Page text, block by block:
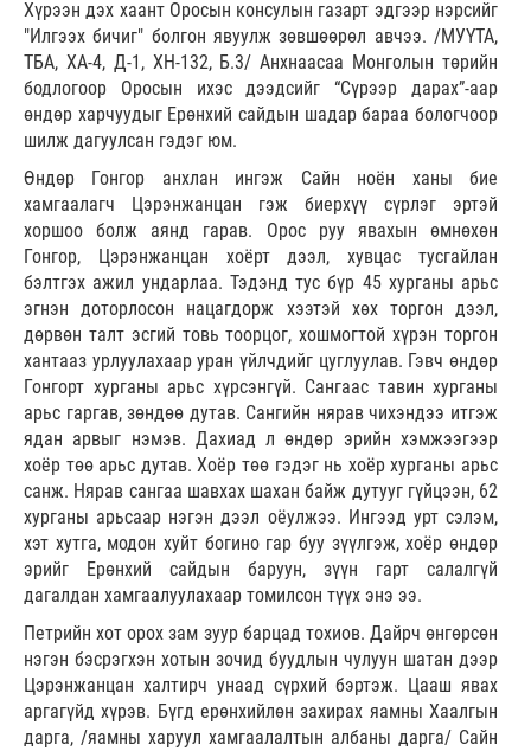
Xүрээн дэх хаант Оросын консулын газарт эдгээр нэрсийг
"Илгээх бичиг" болгон явуулж зөвшөөрөл авчээ. /МУҮТА,
ТБА, ХА-4, Д-1, ХН-132, Б.3/ Анхнаасаа Монголын төрийн
бодлогоор Оросын ихэс дээдсийг “Сүрээр дарах”-аар
өндөр харчуудыг Ерөнхий сайдын шадар бараа бологчоор
шилж дагуулсан гэдэг юм.
Өндөр Гонгор анхлан ингэж Сайн ноён ханы бие
хамгаалагч Цэрэнжанцан гэж биерхүү сүрлэг эртэй
хоршоо болж аянд гарав. Орос руу явахын өмнөхөн
Гонгор, Цэрэнжанцан хоёрт дээл, хувцас тусгайлан
бэлтгэх ажил ундарлаа. Тэдэнд тус бүр 45 хурганы арьс
эгнэн доторлосон нацагдорж хээтэй хөх торгон дээл,
дөрвөн талт эсгий товь тоорцог, хошмогтой хүрэн торгон
хантааз урлуулахаар уран үйлчдийг цуглуулав. Гэвч өндөр
Гонгорт хурганы арьс хүрсэнгүй. Сангаас тавин хурганы
арьс гаргав, зөндөө дутав. Сангийн нярав чихэндээ итгэж
ядан арвыг нэмэв. Дахиад л өндөр эрийн хэмжээгээр
хоёр төө арьс дутав. Хоёр төө гэдэг нь хоёр хурганы арьс
санж. Нярав сангаа шавхах шахан байж дутууг гүйцээн, 62
хурганы арьсаар нэгэн дээл оёулжээ. Ингээд урт сэлэм,
хэт хутга, модон хуйт богино гар буу зүүлгэж, хоёр өндөр
эрийг Ерөнхий сайдын баруун, зүүн гарт салалгүй
дагалдан хамгаалуулахаар томилсон түүх энэ ээ.
Петрийн хот орох зам зуур барцад тохиов. Дайрч өнгөрсөн
нэгэн бэсрэгхэн хотын зочид буудлын чулуун шатан дээр
Цэрэнжанцан халтирч унаад сүрхий бэртэж. Цааш явах
аргагүйд хүрэв. Бүгд ерөнхийлөн захирах яамны Хаалгын
дарга, /яамны харуул хамгаалалтын албаны дарга/ Сайн